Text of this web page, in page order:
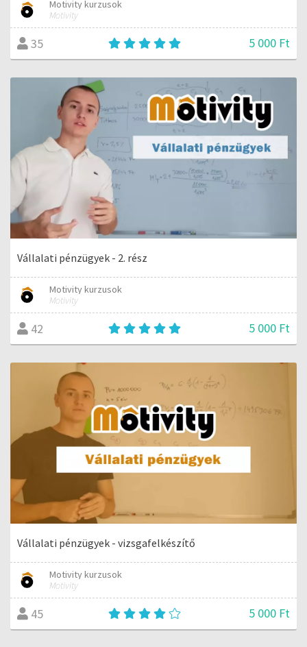
Motivity kurzusok
Motivity
35 5 000 Ft
Vállalati pénzügyek - 2. rész
Motivity kurzusok
Motivity
42 5 000 Ft
Vállalati pénzügyek - vizsgafelkészítő
Motivity kurzusok
Motivity
45 5 000 Ft